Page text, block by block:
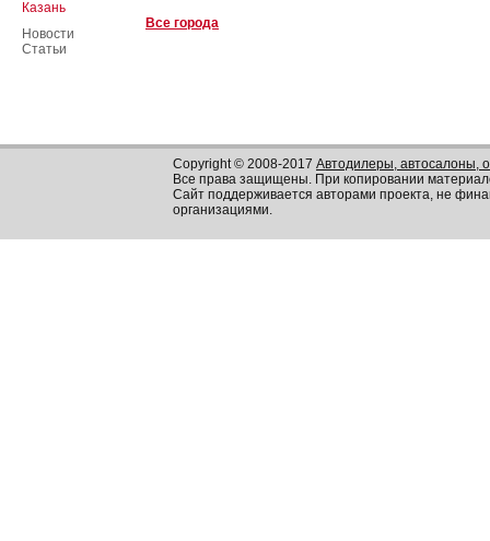
Казань
Все города
Новости
Статьи
Copyright © 2008-2017 Автодилеры, автосалоны,
Все права защищены. При копировании
Сайт поддерживается авторами проекта, не
организациями.